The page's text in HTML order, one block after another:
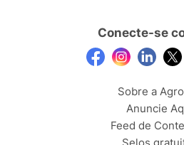
Conecte-se
Sobre a
Anuncie
Feed de